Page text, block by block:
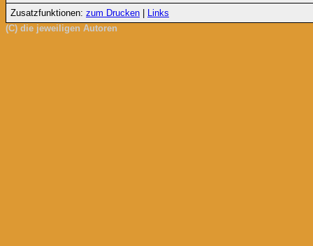
Zusatzfunktionen: zum Drucken
Links
(C) die jeweiligen Autoren